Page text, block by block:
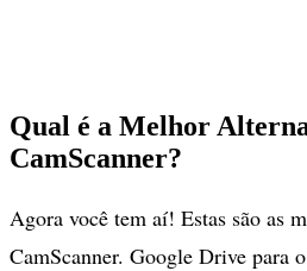
Qual é a Melhor
CamScanner?
Agora você tem aí! Estas são as
CamScanner. Google Drive para